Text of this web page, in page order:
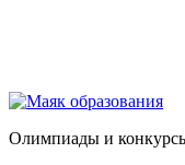
Олимпиады и